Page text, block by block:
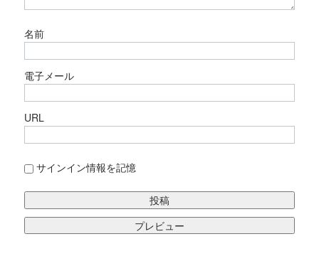
名前
電子メール
URL
サインイン情報を記憶